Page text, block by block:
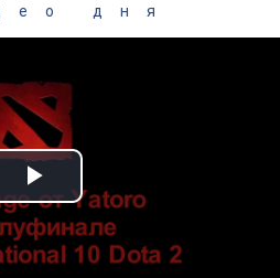
дня
Play Video